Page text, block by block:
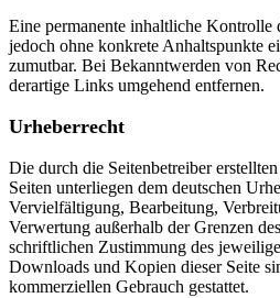
Eine permanente inhaltliche Kontrolle
jedoch ohne konkrete Anhaltspunkte
zumutbar. Bei Bekanntwerden von
derartige Links umgehend entfernen.
Urheberrecht
Die durch die Seitenbetreiber
Seiten unterliegen dem deutschen
Vervielfältigung, Bearbeitung,
Verwertung außerhalb der Grenzen
schriftlichen Zustimmung des
Downloads und Kopien dieser Seite
kommerziellen Gebrauch gestattet.